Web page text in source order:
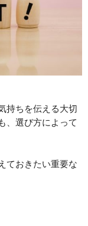
持ちを伝える大切
、選び方によって
ておきたい重要な